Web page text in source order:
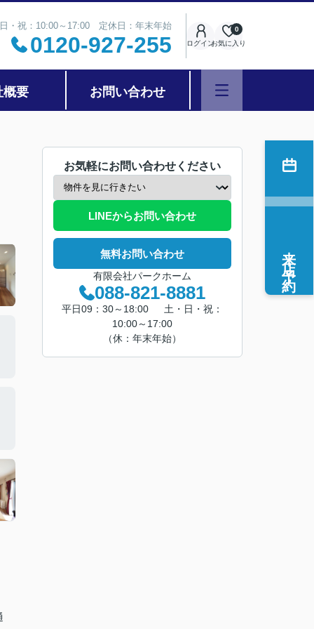
・祝：10:00～17:00 定休日：年末年始
0120-927-255 ログインお気に入り
0
概要 お問い合わせ
お気軽にお問い合わせください
LINEからお問い合わせ
無料お問い合わせ
有限会社パークホーム
088-821-8881
平日09：30～18:00 土・日・祝：
10:00～17:00
（休：年末年始）
来店予約